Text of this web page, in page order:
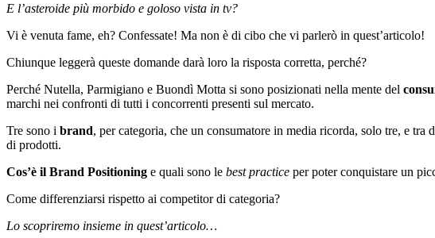
E l’asteroide più morbido e goloso vista in tv?
Vi è venuta fame, eh? Confessate! Ma non è di cibo che vi parlerò in quest’articolo!
Chiunque leggerà queste domande darà loro la risposta corretta, perché?
Perché Nutella, Parmigiano e Buondì Motta si sono posizionati nella mente del
marchi nei confronti di tutti i concorrenti presenti sul mercato.
Tre sono i brand, per categoria, che un consumatore in media ricorda, solo tre, e tra
di prodotti.
Cos’è il Brand Positioning e quali sono le best practice per poter conquistare un
Come differenziarsi rispetto ai competitor di categoria?
Lo scopriremo insieme in quest’articolo…